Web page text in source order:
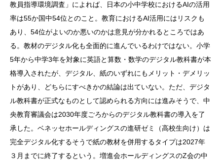
教員指導環境調査」によれば、日本の小中学校におけるAIの活用
率は55か国中54位とのこと。教育におけるAI活用にはリスクも
あり、54位がよいのか悪いのかは意見が分かれるところではあ
る。教材のデジタル化も全面的に進んでいるわけではない。小学
5年から中学3年を対象に英語と算数・数学のデジタル教科書が本
格導入されたが、デジタル、紙のいずれにもメリット・デメリッ
トがあり、どちらにすべきかの結論は出ていない。ただ、デジタ
ル教科書が正式なものとして認められる方向には進みそうで、中
央教育審議会は2030年度ごろからのデジタル教科書の導入を了
承した。ベネッセホールディングスの進研ゼミ（高校生向け）は
完全デジタル化するそうで紙の教材を併用するタイプは2027年
３月までに終了するという。増進会ホールディングスのZ会の中